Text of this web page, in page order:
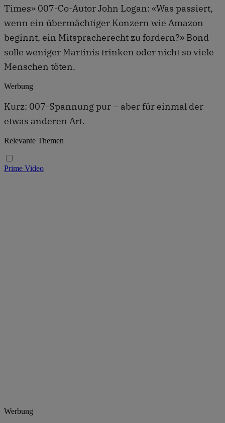
Times» 007-Co-Autor John Logan: «Was passiert,
wenn ein übermächtiger Konzern wie Amazon
beginnt, ein Mitspracherecht zu fordern?» Bond
solle weniger Martinis trinken oder nicht so viele
Menschen töten.
Werbung
Kurz: 007-Spannung pur – aber für einmal der
etwas anderen Art.
Relevante Themen
Prime Video
Werbung